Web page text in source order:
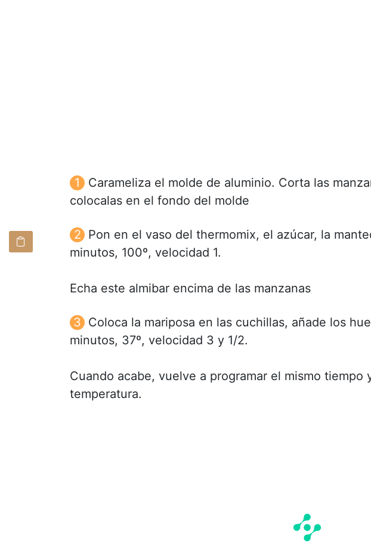
Carameliza el molde de aluminio. Corta las
colocalas en el fondo del molde
Pon en el vaso del thermomix, el azúcar, la
minutos, 100º, velocidad 1.
Echa este almibar encima de las manzanas
Coloca la mariposa en las cuchillas, añade los
minutos, 37º, velocidad 3 y 1/2.
Cuando acabe, vuelve a programar el mismo tiempo
temperatura.